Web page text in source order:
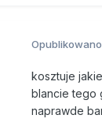
Opublikowano
kosztuje
blancie tego
naprawde